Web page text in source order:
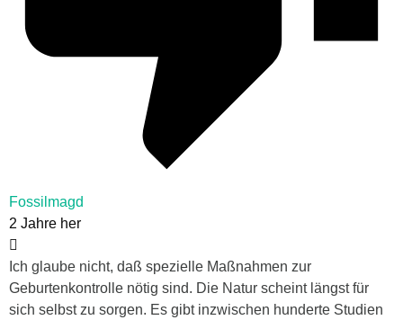
Fossilmagd
2 Jahre her
Ich glaube nicht, daß spezielle Maßnahmen zur
Geburtenkontrolle nötig sind. Die Natur scheint längst für
sich selbst zu sorgen. Es gibt inzwischen hunderte Studien